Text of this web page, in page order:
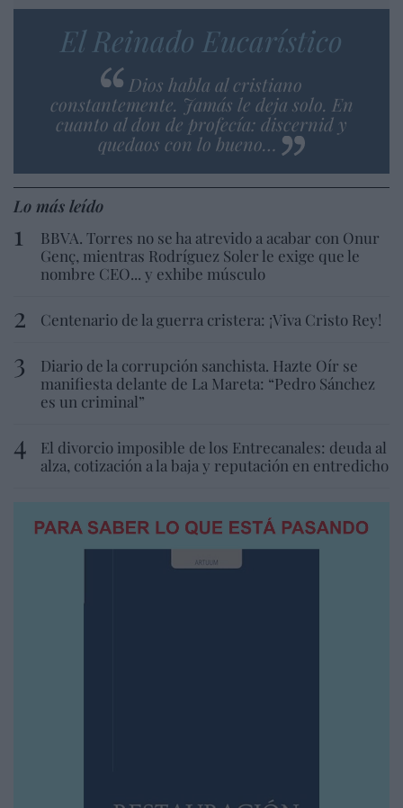
El Reinado Eucarístico
Dios habla al cristiano
constantemente. Jamás le deja solo. En
cuanto al don de profecía: discernid y
quedaos con lo bueno…
Lo más leído
BBVA. Torres no se ha atrevido a acabar con Onur
Genç, mientras Rodríguez Soler le exige que le
nombre CEO... y exhibe músculo
Centenario de la guerra cristera: ¡Viva Cristo Rey!
Diario de la corrupción sanchista. Hazte Oír se
manifiesta delante de La Mareta: “Pedro Sánchez
es un criminal”
El divorcio imposible de los Entrecanales: deuda al
alza, cotización a la baja y reputación en entredicho